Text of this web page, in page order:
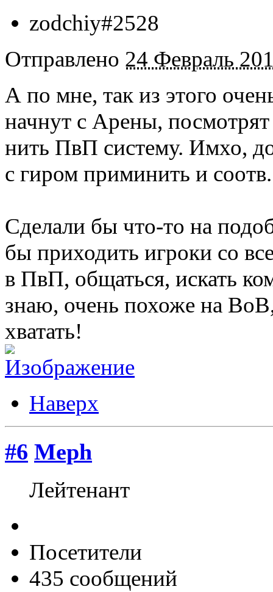
zodchiy#2528
Отправлено 24 Февраль
А по мне, так из этого
начнут с Арены,
нить ПвП систему. Имхо,
с гиром приминить и
Сделали бы что-то на
бы приходить игроки со
в ПвП, общаться, искать
знаю, очень похоже на
хватать!
Наверх
#6 Meph
Лейтенант
Посетители
435 сообщений